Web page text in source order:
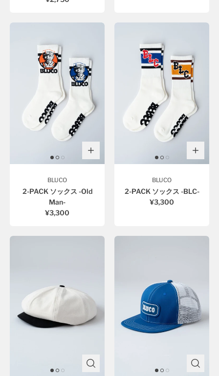
BLUCO
2-PACK ソックス -Old
Man-
¥3,300
BLUCO
2-PACK ソックス -BLC-
¥3,300